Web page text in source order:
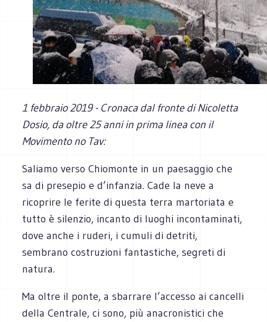
1 febbraio 2019 - Cronaca dal fronte di Nicoletta
Dosio, da oltre 25 anni in prima linea con il
Movimento no Tav:
Saliamo verso Chiomonte in un paesaggio che
sa di presepio e d’infanzia. Cade la neve a
ricoprire le ferite di questa terra martoriata e
tutto è silenzio, incanto di luoghi incontaminati,
dove anche i ruderi, i cumuli di detriti,
sembrano costruzioni fantastiche, segreti di
natura.
Ma oltre il ponte, a sbarrare l’accesso ai cancelli
della Centrale, ci sono, più anacronistici che